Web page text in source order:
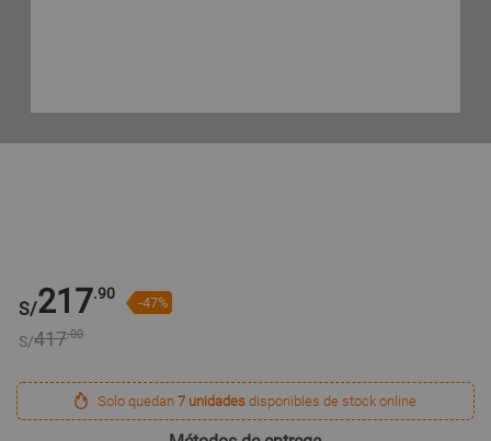
S/217.90 -47%
S/417.00
Solo quedan7 unidades disponibles de stock online